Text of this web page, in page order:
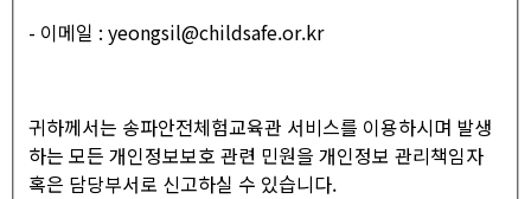
- 이메일 : yeongsil@childsafe.or.kr
귀하께서는 송파안전체험교육관 서비스를 이용하시며 발생
하는 모든 개인정보보호 관련 민원을 개인정보 관리책임자
혹은 담당부서로 신고하실 수 있습니다.